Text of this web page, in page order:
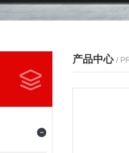
产品中心 /